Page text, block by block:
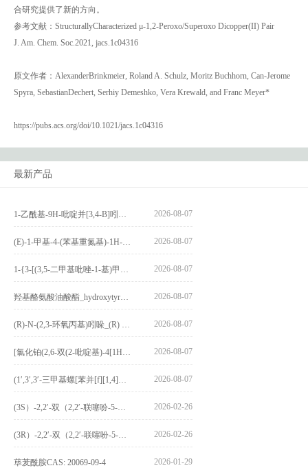
合研究提供了新的方向。
参考文献：StructurallyCharacterized μ‑1,2-Peroxo/Superoxo Dicopper(II) Pair
J. Am. Chem. Soc.2021, jacs.1c04316
原文作者：AlexanderBrinkmeier, Roland A. Schulz, Moritz Buchhorn, Can-Jerome
Spyra, SebastianDechert, Serhiy Demeshko, Vera Krewald, and Franc Meyer*
https://pubs.acs.org/doi/10.1021/jacs.1c04316
最新产品
2026-08-07
2026-08-07
2026-08-07
2026-08-07
2026-08-07
2026-08-07
2026-08-07
2026-02-26
2026-02-26
荜茇酰胺CAS: 20069-09-4 2026-01-29